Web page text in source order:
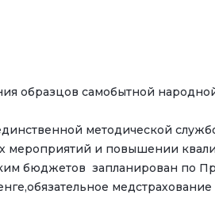
самобытной народной
методической
мероприятий и повышении
бюджетов запланирован